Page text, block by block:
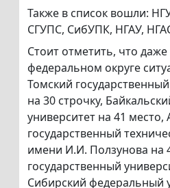
Также в список вошли:
СГУПС, СибУПК, НГАУ,
Стоит отметить, что
федеральном округе
Томский
на 30 строчку,
университет на 41 место,
государственный
имени И.И. Ползунова на
государственный
Сибирский федеральный